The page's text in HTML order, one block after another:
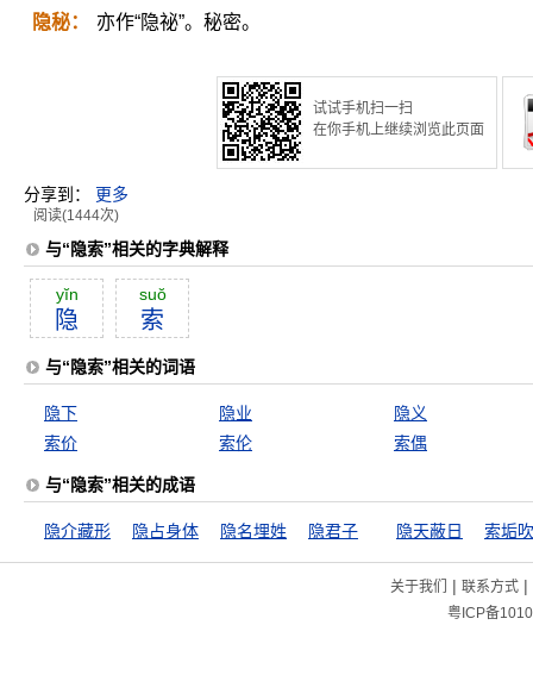
隐秘： 亦作“隐祕”。秘密。
试试手机扫一扫
在你手机上继续浏览此页面
分享到： 更多
阅读(1444次)
与“隐索”相关的字典解释
yĭn
隐
suŏ
索
与“隐索”相关的词语
隐下 隐业
隐义
索价
索伦 索偶
与“隐索”相关的成语
隐介藏形 隐占身体 隐名埋姓 隐君子 隐天蔽日 索垢
关于我们 | 联系方式|
粤ICP备